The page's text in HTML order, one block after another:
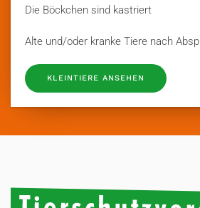
Die Böckchen sind kastriert
Alte und/oder kranke Tiere nach
KLEINTIERE ANSEHEN